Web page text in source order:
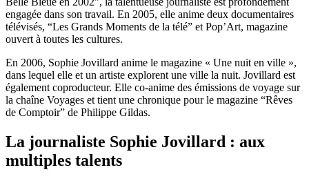
engagée dans son travail. En 2005, elle anime deux documentaires
télévisés, “Les Grands Moments de la télé” et Pop’Art, magazine
ouvert à toutes les cultures.
En 2006, Sophie Jovillard anime le magazine « Une nuit en ville »,
dans lequel elle et un artiste explorent une ville la nuit. Jovillard est
également coproducteur. Elle co-anime des émissions de voyage sur
la chaîne Voyages et tient une chronique pour le magazine “Rêves
de Comptoir” de Philippe Gildas.
La journaliste Sophie Jovillard : aux
multiples talents